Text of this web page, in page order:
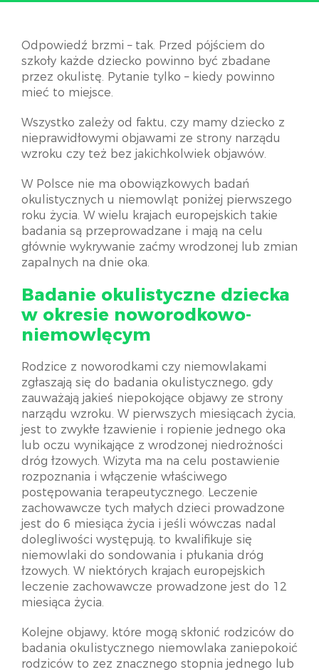
Odpowiedź brzmi – tak. Przed pójściem do
szkoły każde dziecko powinno być zbadane
przez okulistę. Pytanie tylko – kiedy powinno
mieć to miejsce.
Wszystko zależy od faktu, czy mamy dziecko z
nieprawidłowymi objawami ze strony narządu
wzroku czy też bez jakichkolwiek objawów.
W Polsce nie ma obowiązkowych badań
okulistycznych u niemowląt poniżej pierwszego
roku życia. W wielu krajach europejskich takie
badania są przeprowadzane i mają na celu
głównie wykrywanie zaćmy wrodzonej lub zmian
zapalnych na dnie oka.
Badanie okulistyczne dziecka
w okresie noworodkowo-
niemowlęcym
Rodzice z noworodkami czy niemowlakami
zgłaszają się do badania okulistycznego, gdy
zauważają jakieś niepokojące objawy ze strony
narządu wzroku. W pierwszych miesiącach życia,
jest to zwykłe łzawienie i ropienie jednego oka
lub oczu wynikające z wrodzonej niedrożności
dróg łzowych. Wizyta ma na celu postawienie
rozpoznania i włączenie właściwego
postępowania terapeutycznego. Leczenie
zachowawcze tych małych dzieci prowadzone
jest do 6 miesiąca życia i jeśli wówczas nadal
dolegliwości występują, to kwalifikuje się
niemowlaki do sondowania i płukania dróg
łzowych. W niektórych krajach europejskich
leczenie zachowawcze prowadzone jest do 12
miesiąca życia.
Kolejne objawy, które mogą skłonić rodziców do
badania okulistycznego niemowlaka zaniepokoić
rodziców to zez znacznego stopnia jednego lub